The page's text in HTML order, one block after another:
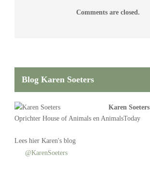
Comments are closed.
Blog Karen Soeters
Karen Soeters
Oprichter House of Animals en AnimalsToday
Lees hier Karen's blog
@KarenSoeters